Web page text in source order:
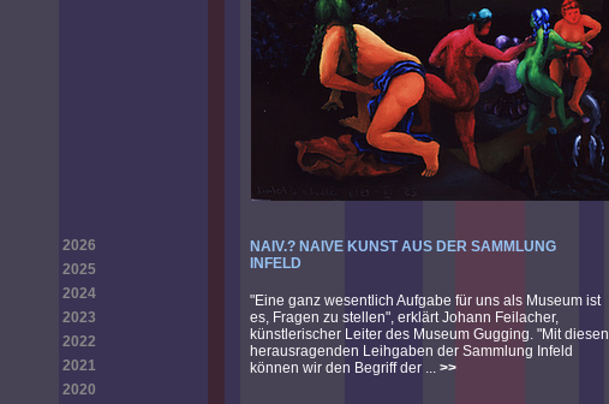
2026
2025
2024
2023
2022
2021
2020
NAIV.? NAIVE KUNST AUS DER SAMMLUNG
INFELD
"Eine ganz wesentlich Aufgabe für uns als Museum ist
es, Fragen zu stellen", erklärt Johann Feilacher,
künstlerischer Leiter des Museum Gugging. "Mit diesen
herausragenden Leihgaben der Sammlung Infeld
können wir den Begriff der ... >>